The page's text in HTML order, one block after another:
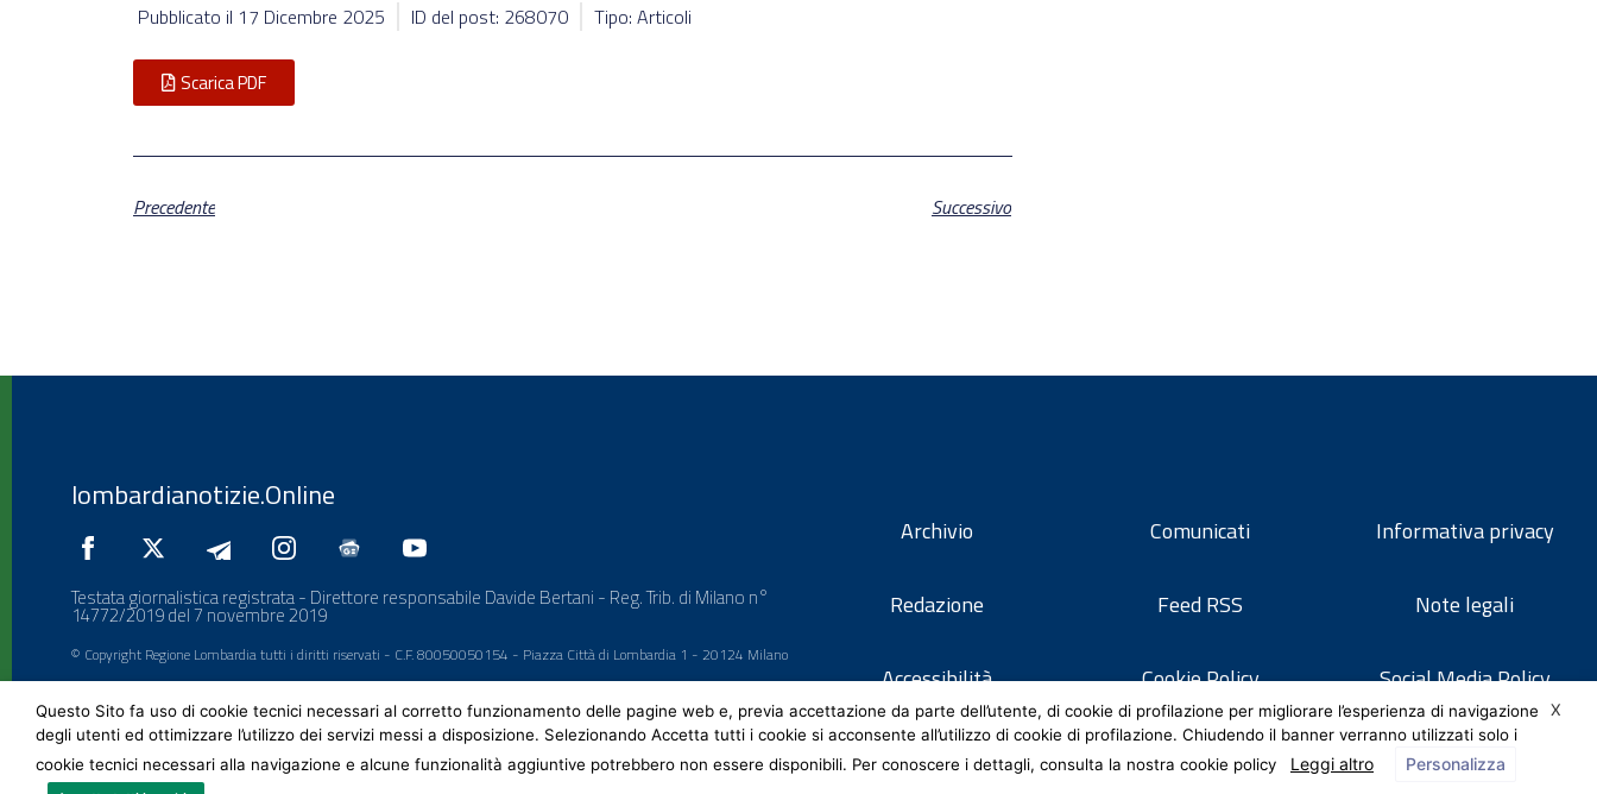
Pubblicato il 17 Dicembre 2025 ID del post: 268070 Tipo: Articoli
Scarica PDF
Precedente Successivo
lombardianotizie.Online
Testata giornalistica registrata - Direttore responsabile Davide Bertani - Reg. Trib. di Milano n°
14772/2019 del 7 novembre 2019
© Copyright Regione Lombardia tutti i diritti riservati - C.F. 80050050154 - Piazza Città di Lombardia 1 - 20124 Milano
Archivio
Redazione
Accessibilità
Comunicati
Feed RSS
Cookie Policy
Informativa privacy
Note legali
Social Media Policy
X
Questo Sito fa uso di cookie tecnici necessari al corretto funzionamento delle pagine web e, previa accettazione da parte dell’utente, di cookie di profilazione per migliorare l’esperienza di navigazione
degli utenti ed ottimizzare l’utilizzo dei servizi messi a disposizione. Selezionando Accetta tutti i cookie si acconsente all’utilizzo di cookie di profilazione. Chiudendo il banner verranno utilizzati solo i
cookie tecnici necessari alla navigazione e alcune funzionalità aggiuntive potrebbero non essere disponibili. Per conoscere i dettagli, consulta la nostra cookie policy
Leggi altro Personalizza